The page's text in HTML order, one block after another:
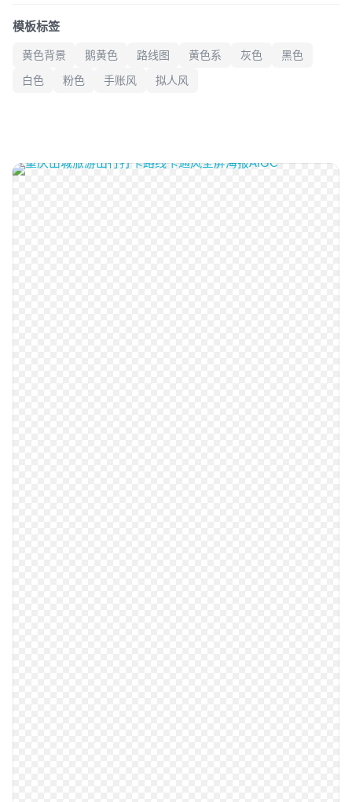
模板标签
黄色背景 鹅黄色 路线图 黄色系 灰色
黑色
白色
粉色 手账风 拟人风